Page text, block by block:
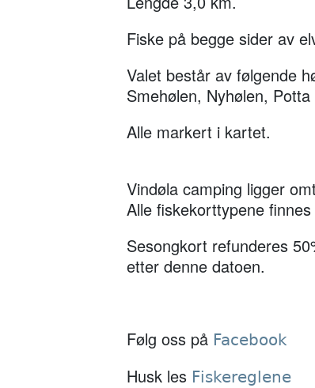
Fiske på begge sider av
Valet består av følgende
Smehølen, Nyhølen,
Alle markert i kartet.
Vindøla camping ligger
Alle fiskekorttypene
Sesongkort refunderes
etter denne datoen.
Følg oss på Facebook
Husk les Fiskereglene